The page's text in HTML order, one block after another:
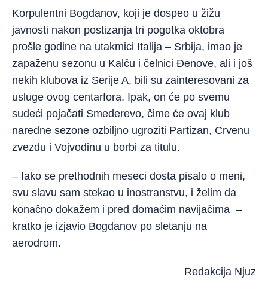
Korpulentni Bogdanov, koji je dospeo u žižu
javnosti nakon postizanja tri pogotka oktobra
prošle godine na utakmici Italija – Srbija, imao je
zapaženu sezonu u Kalču i čelnici Đenove, ali i još
nekih klubova iz Serije A, bili su zainteresovani za
usluge ovog centarfora. Ipak, on će po svemu
sudeći pojačati Smederevo, čime će ovaj klub
naredne sezone ozbiljno ugroziti Partizan, Crvenu
zvezdu i Vojvodinu u borbi za titulu.
– Iako se prethodnih meseci dosta pisalo o meni,
svu slavu sam stekao u inostranstvu, i želim da
konačno dokažem i pred domaćim navijačima –
kratko je izjavio Bogdanov po sletanju na
aerodrom.
Redakcija Njuz